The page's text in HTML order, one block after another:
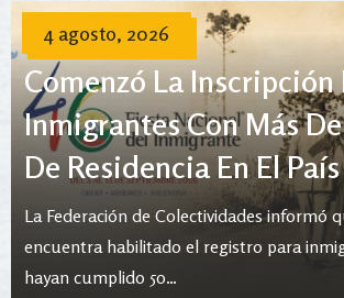
4 agosto, 2026
Comenzó La Inscripción
Inmigrantes Con Más
De Residencia En El País
La Federación de Colectividades informó
encuentra habilitado el registro para
hayan cumplido 50…